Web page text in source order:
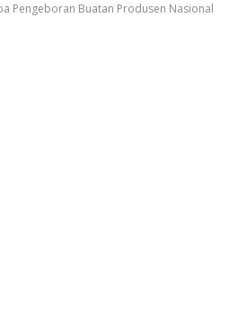
Pengeboran Buatan Produsen Nasional